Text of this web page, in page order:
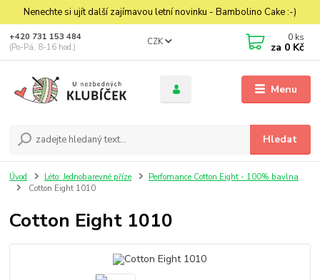
Nenechte si ujít další zajímavou letní novinku - Bambolino Cake :-)
Menu
CZK
Hledat
+420 731 153 484
(Po-Pá, 8-16 hod.)
0 ks
za 0 Kč
Úvod Léto: Jednobarevné příze
Perfomance Cotton Eight - 100% bavlna
Cotton Eight 1010
Cotton Eight 1010